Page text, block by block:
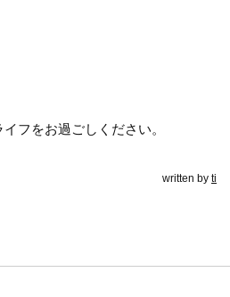
フをお過ごしください。
written by ti